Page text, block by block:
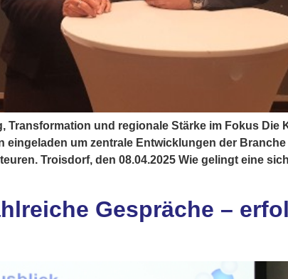
Transformation und regionale Stärke im Fokus
um zentrale Entwicklungen der
Troisdorf, den 08.04.2025 Wie gelingt eine
Gespräche –